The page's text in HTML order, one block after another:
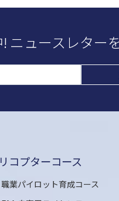
ニュースレター
コプターコース
職業パイロット育成コース